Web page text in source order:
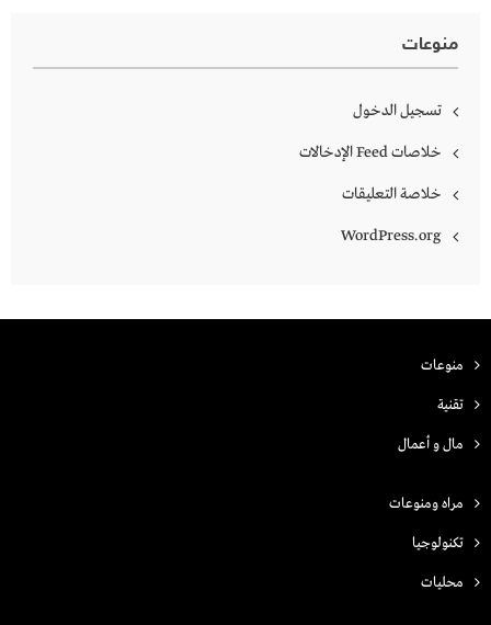
منوعات
تسجيل الدخول
خلاصات Feed الإدخالات
خلاصة التعليقات
WordPress.org
منوعات
تقنية
مال و أعمال
مراه ومنوعات
تكنولوجيا
محليات